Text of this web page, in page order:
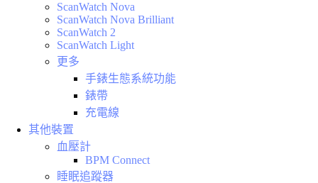
ScanWatch Nova
ScanWatch Nova Brilliant
ScanWatch 2
ScanWatch Light
更多
手錶生態系統功能
錶帶
充電線
其他裝置
血壓計
BPM Connect
睡眠追蹤器